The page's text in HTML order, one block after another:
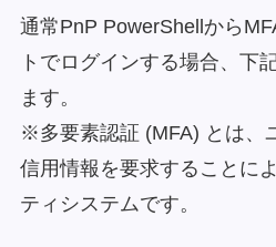
通常PnP PowerShellから
トでログインする場合、下
ます。
※多要素認証 (MFA) とは、
信用情報を要求することに
ティシステムです。